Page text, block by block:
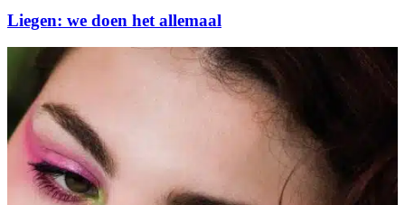
Liegen: we doen het allemaal